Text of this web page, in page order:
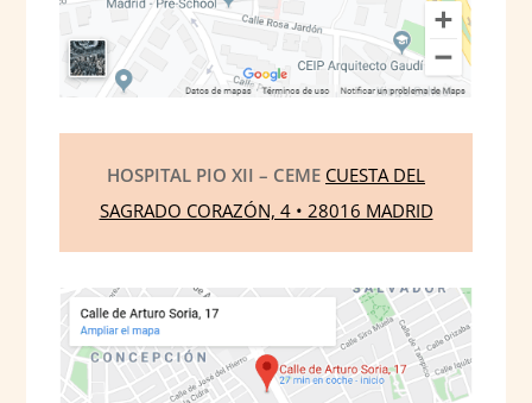
HOSPITAL PIO XII – CEME CUESTA DEL
SAGRADO CORAZÓN, 4 • 28016 MADRID